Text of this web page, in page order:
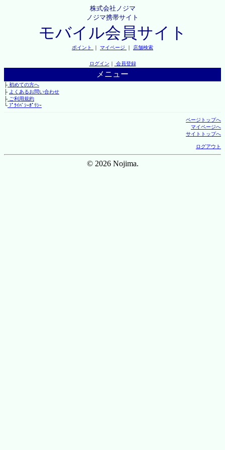
株式会社ノジマ
ノジマ携帯サイト
モバイル会員サイト
ポイント ｜ マイページ ｜ 店舗検索
ログイン ｜ 会員登録
メニュー
├初めての方へ
├ よくあるお問い合わせ
├ご利用規約
└ﾌﾟﾗｲﾊﾞｼｰﾎﾟﾘｼｰ
ページトップへ
マイページへ
サイトトップへ
ログアウト
© 2026 Nojima.